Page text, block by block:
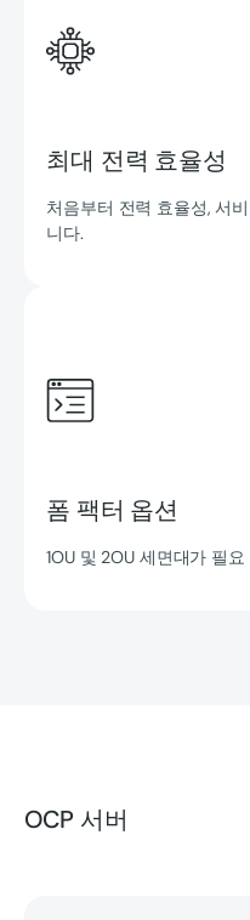
최대 전력 효율성
처음부터 전력 효율성, 서
니다.
폼 팩터 옵션
1OU 및 2OU 세면대가 필
OCP 서버